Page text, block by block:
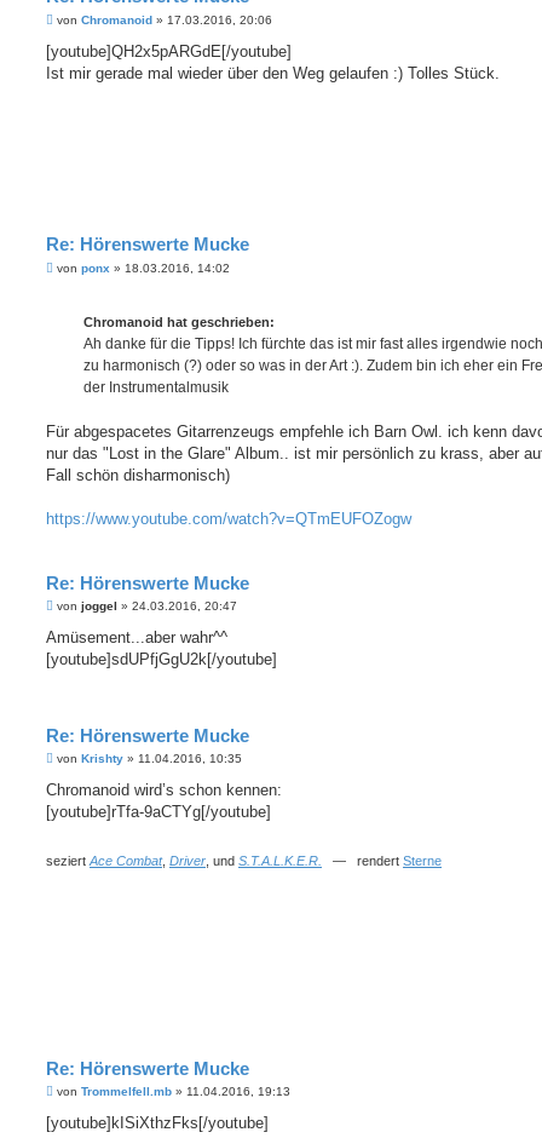
B
i
t
r
von Chromanoid » 17.03.2016, 20:06
[youtube]QH2x5pARGdE[/youtube]
Ist mir gerade mal wieder über den Weg gelaufen :) Tolles Stück.
Re: Hörenswerte Mucke
Bvon ponx » 18.03.2016, 14:02
Chromanoid hat geschrieben:
Ah danke für die Tipps! Ich fürchte das ist mir fast alles irgendwie
zu harmonisch (?) oder so was in der Art :). Zudem bin ich eher ein
der Instrumentalmusik
Für abgespacetes Gitarrenzeugs empfehle ich Barn Owl. ich kenn
nur das "Lost in the Glare" Album.. ist mir persönlich zu krass, aber
Fall schön disharmonisch)
https://www.youtube.com/watch?v=QTmEUFOZogw
Re: Hörenswerte Mucke
B
i
r
von joggel » 24.03.2016, 20:47
Amüsement...aber wahr^^
[youtube]sdUPfjGgU2k[/youtube]
Re: Hörenswerte Mucke
B
i
r
von Krishty » 11.04.2016, 10:35
Chromanoid wird’s schon kennen:
[youtube]rTfa-9aCTYg[/youtube]
seziert Ace Combat, Driver , und S.T.A.L.K.E.R. — rendert Sterne
Re: Hörenswerte Mucke
B
i
t
von Trommelfell.mb » 11.04.2016, 19:13
[youtube]kISiXthzFks[/youtube]